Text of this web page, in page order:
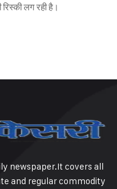
लग रही है।
newspaper.It covers all
and regular commodity